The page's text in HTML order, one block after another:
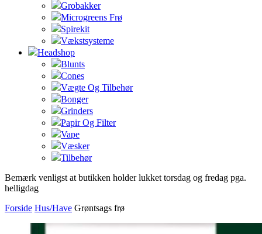
Grobakker
Microgreens Frø
Spirekit
Vækstsysteme
Headshop
Blunts
Cones
Vægte Og Tilbehør
Bonger
Grinders
Papir Og Filter
Vape
Væsker
Tilbehør
Bemærk venligst at butikken holder lukket torsdag og fredag pga.
helligdag
Forside Hus/Have Grøntsags frø